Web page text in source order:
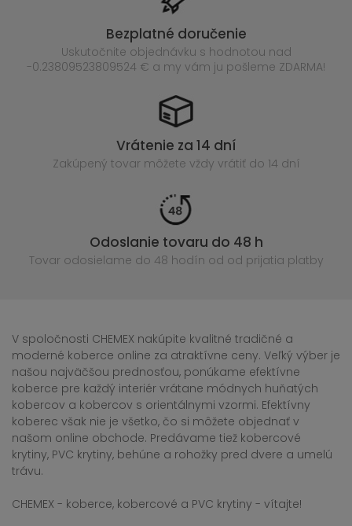
Bezplatné doručenie
Uskutočnite objednávku s hodnotou nad
-0.23809523809524 € a my vám ju pošleme ZDARMA!
Vrátenie za 14 dní
Zakúpený tovar môžete vždy vrátiť do 14 dní
Odoslanie tovaru do 48 h
Tovar odosielame do 48 hodín od od prijatia platby
V spoločnosti CHEMEX nakúpite kvalitné tradičné a
moderné koberce online za atraktívne ceny. Veľký výber je
našou najväčšou prednosťou, ponúkame efektívne
koberce pre každý interiér vrátane módnych huňatých
kobercov a kobercov s orientálnymi vzormi. Efektívny
koberec však nie je všetko, čo si môžete objednať v
našom online obchode. Predávame tiež kobercové
krytiny, PVC krytiny, behúne a rohožky pred dvere a umelú
trávu.
CHEMEX - koberce, kobercové a PVC krytiny - vítajte!